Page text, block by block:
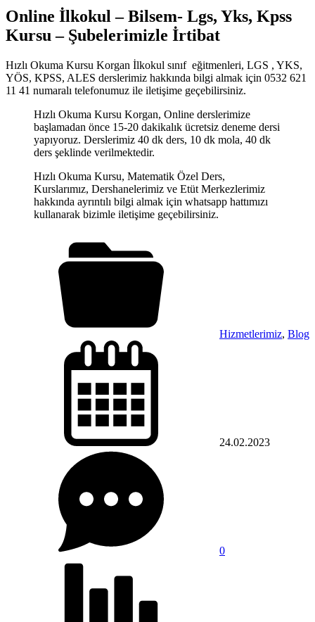
Online İlkokul – Bilsem- Lgs, Yks, Kpss
Kursu – Şubelerimizle İrtibat
Hızlı Okuma Kursu Korgan İlkokul sınıf eğitmenleri, LGS , YKS,
YÖS, KPSS, ALES derslerimiz hakkında bilgi almak için 0532 621
11 41 numaralı telefonumuz ile iletişime geçebilirsiniz.
Hızlı Okuma Kursu Korgan, Online derslerimize
başlamadan önce 15-20 dakikalık ücretsiz deneme dersi
yapıyoruz. Derslerimiz 40 dk ders, 10 dk mola, 40 dk
ders şeklinde verilmektedir.
Hızlı Okuma Kursu, Matematik Özel Ders,
Kurslarımız, Dershanelerimiz ve Etüt Merkezlerimiz
hakkında ayrıntılı bilgi almak için whatsapp hattımızı
kullanarak bizimle iletişime geçebilirsiniz.
Hizmetlerimiz, Blog
24.02.2023
0